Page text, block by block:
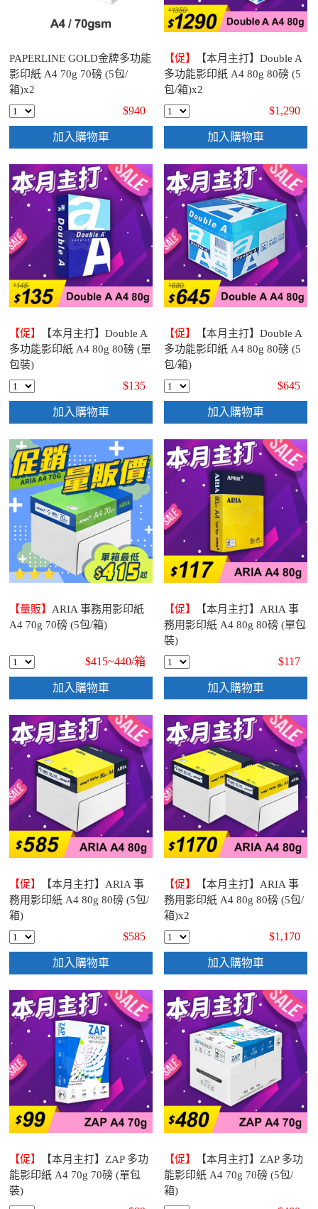
PAPERLINE GOLD金牌多功能
影印紙 A4 70g 70磅 (5包/
箱)x2
$940
加入購物車
【促】
【本月主打】Double A
多功能影印紙 A4 80g 80磅 (5
包/箱)x2
$1,290
加入購物車
【促】
【本月主打】Double A
多功能影印紙 A4 80g 80磅 (單
包裝)
$135
加入購物車
【促】
【本月主打】Double A
多功能影印紙 A4 80g 80磅 (5
包/箱)
$645
加入購物車
【量販】 ARIA 事務用影印紙
A4 70g 70磅 (5包/箱)
$415~440/箱
加入購物車
【促】
【本月主打】ARIA 事
務用影印紙 A4 80g 80磅 (單包
裝)
$117
加入購物車
【促】
【本月主打】ARIA 事
務用影印紙 A4 80g 80磅 (5包/
箱)
$585
加入購物車
【促】
【本月主打】ARIA 事
務用影印紙 A4 80g 80磅 (5包/
箱)x2
$1,170
加入購物車
【促】
【本月主打】ZAP 多功
能影印紙 A4 70g 70磅 (單包
裝)
【促】
【本月主打】ZAP 多功
能影印紙 A4 70g 70磅 (5包/
箱)